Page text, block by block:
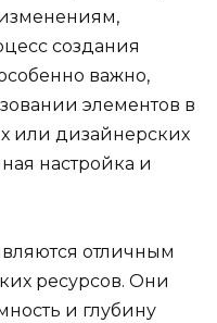
создания
важно,
элементов в
или дизайнерских
настройка и
отличным
ресурсов. Они
и глубину